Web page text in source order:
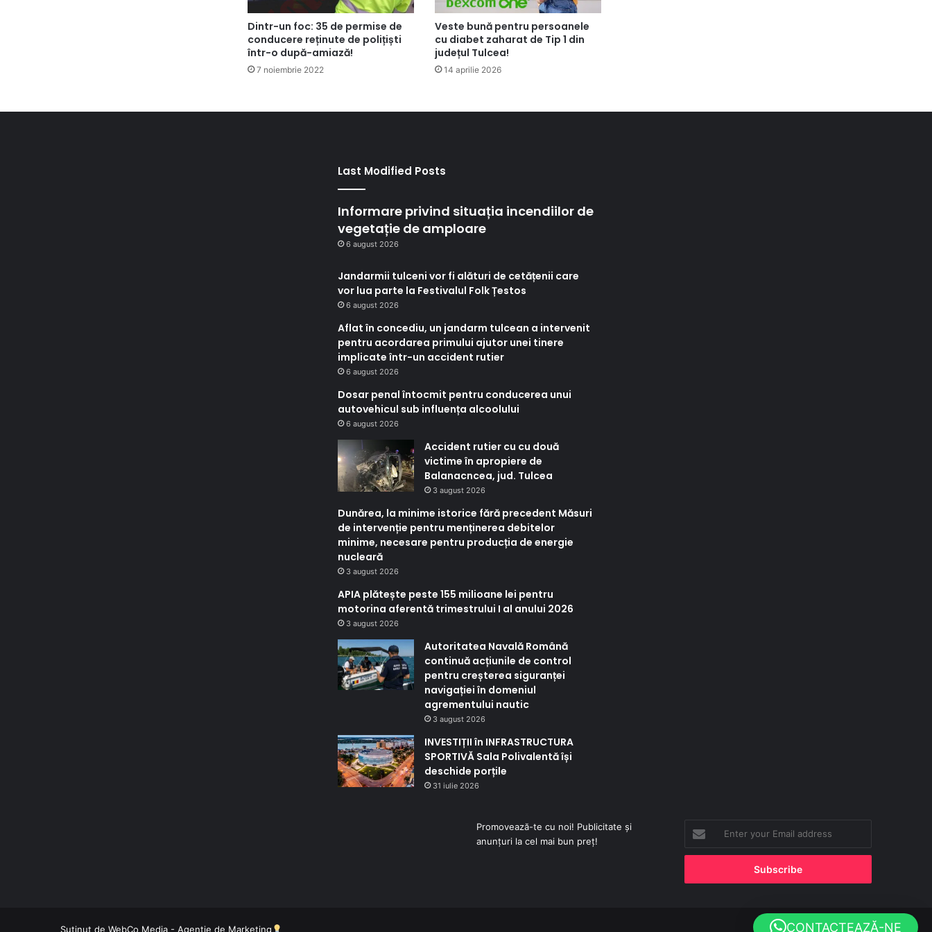
Dintr-un foc: 35 de permise de
conducere reținute de polițiști
într-o după-amiază!
7 noiembrie 2022
Veste bună pentru persoanele
cu diabet zaharat de Tip 1 din
județul Tulcea!
14 aprilie 2026
Last Modified Posts
Informare privind situația incendiilor de
vegetație de amploare
6 august 2026
Jandarmii tulceni vor fi alături de cetățenii care
vor lua parte la Festivalul Folk Țestos
6 august 2026
Aflat în concediu, un jandarm tulcean a intervenit
pentru acordarea primului ajutor unei tinere
implicate într-un accident rutier
6 august 2026
Dosar penal întocmit pentru conducerea unui
autovehicul sub influența alcoolului
6 august 2026
Accident rutier cu cu două
victime în apropiere de
Balanacncea, jud. Tulcea
3 august 2026
Dunărea, la minime istorice fără precedent Măsuri
de intervenție pentru menținerea debitelor
minime, necesare pentru producția de energie
nucleară
3 august 2026
APIA plătește peste 155 milioane lei pentru
motorina aferentă trimestrului I al anului 2026
3 august 2026
Autoritatea Navală Română
continuă acțiunile de control
pentru creșterea siguranței
navigației în domeniul
agrementului nautic
3 august 2026
INVESTIȚII în INFRASTRUCTURA
SPORTIVĂ Sala Polivalentă își
deschide porțile
31 iulie 2026
Promovează-te cu noi! Publicitate și
anunțuri la cel mai bun preț!
your
Email
Sutinut de WebCo Media - Agentie de Marketing CONTACTEAZĂ-NE